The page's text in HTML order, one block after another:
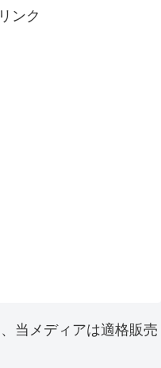
ンク
当メディアは適格販売